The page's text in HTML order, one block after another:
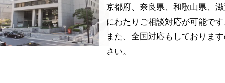
京都府、奈良県、和歌山県、
にわたりご相談対応が可能です
また、全国対応もしておりま
さい。